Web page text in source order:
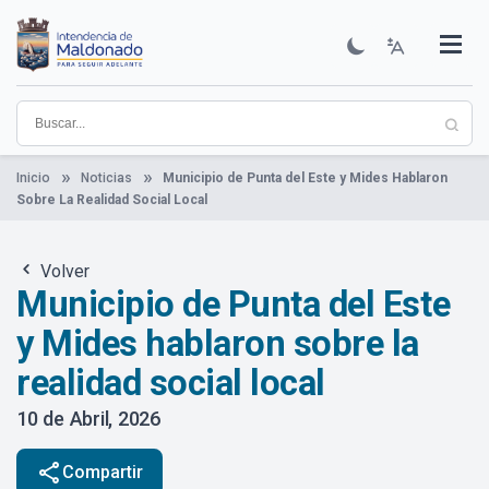
contenido
principal
Institucional
Municipios
Descubre Maldonado
Comunicación
Servicios
Guía De Trámites
Ver Noticias
Inicio Noticias
Municipio de Punta del Este y Mides Hablaron
Sobre La Realidad Social Local
Volver
Municipio de Punta del Este
y Mides hablaron sobre la
realidad social local
10 de Abril, 2026
share Compartir